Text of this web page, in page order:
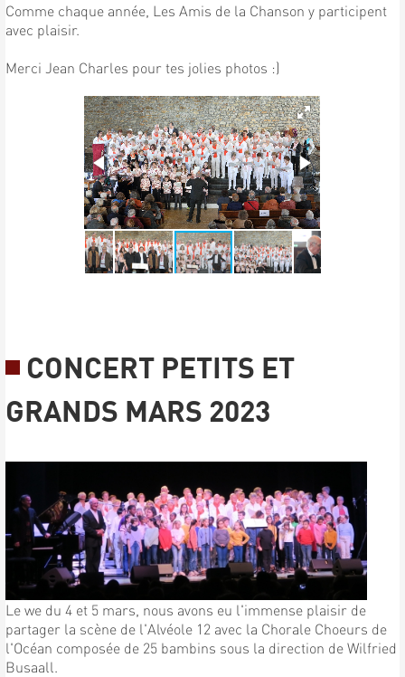
Comme chaque année, Les Amis de la Chanson y participent
avec plaisir.
Merci Jean Charles pour tes jolies photos :)
CONCERT PETITS ET
GRANDS MARS 2023
Le we du 4 et 5 mars, nous avons eu l'immense plaisir de
partager la scène de l'Alvéole 12 avec la Chorale Choeurs de
l'Océan composée de 25 bambins sous la direction de Wilfried
Busaall.